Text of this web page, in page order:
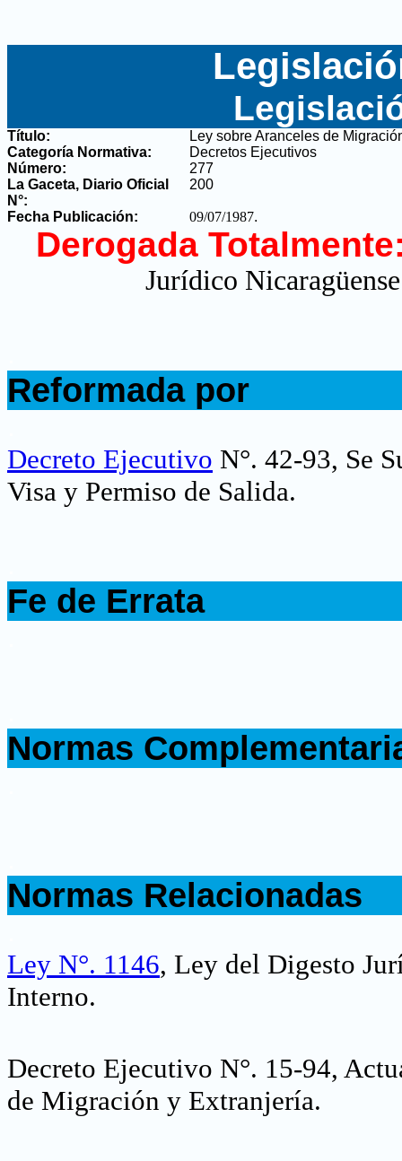
Título:
Ley sobre Aranceles de
Categoría Normativa:
Decretos Ejecutivos
Número:
277
La Gaceta, Diario Oficial
N°:
200
Fecha Publicación: 09/07/1987.
Derogada
Jurídico
Reformada por
Decreto Ejecutivo N°. 42-93, Se
Visa y Permiso de Salida.
Fe de Errata
Normas
Normas Relacionadas
Ley N°. 1146, Ley del Digesto
Interno.
Decreto Ejecutivo N°. 15-94,
de Migración y Extranjería.